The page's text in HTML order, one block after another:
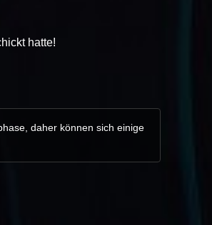
hatte!
daher können sich einige